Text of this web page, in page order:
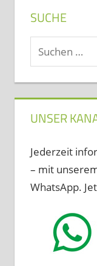
SUCHE
Suchen
nach:
UNSER
Jederzeit
– mit
WhatsApp.